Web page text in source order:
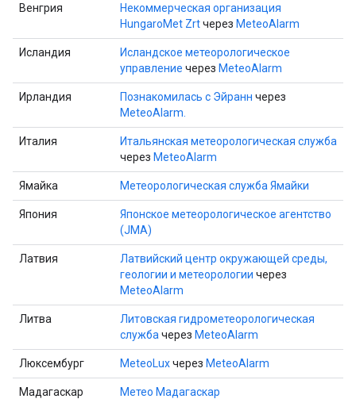
Венгрия
Некоммерческая организация
HungaroMet Zrtчерез MeteoAlarm
Исландия
Исландское метеорологическое
управление через MeteoAlarm
Ирландия Познакомилась с Эйранн через
MeteoAlarm.
Италия
Итальянская метеорологическая служба
через MeteoAlarm
Ямайка Метеорологическая служба Ямайки
Япония
Японское метеорологическое агентство
(JMA)
Латвия
Латвийский центр окружающей среды,
геологии и метеорологии через
MeteoAlarm
Литва
Литовская гидрометеорологическая
служба через MeteoAlarm
Люксембург MeteoLuxчерез MeteoAlarm
Мадагаскар Метео Мадагаскар